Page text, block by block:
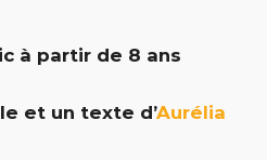
à partir de 8 ans
et un texte d’Aurélia